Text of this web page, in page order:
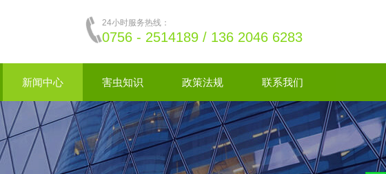
24小时服务热线：
0756 - 2514189 / 136 2046 6283
新闻中心 害虫知识 政策法规 联系我们